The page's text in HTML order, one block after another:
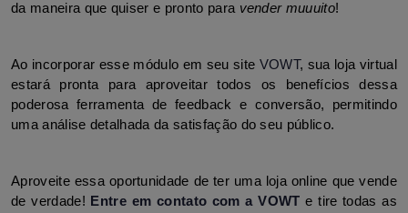
da maneira que quiser e pronto para vender muuuito!
Ao incorporar esse módulo em seu site VOWT, sua loja virtual
estará pronta para aproveitar todos os benefícios dessa
poderosa ferramenta de feedback e conversão, permitindo
uma análise detalhada da satisfação do seu público.
Aproveite essa oportunidade de ter uma loja online que vende
de verdade! Entre em contato com a VOWT e tire todas as